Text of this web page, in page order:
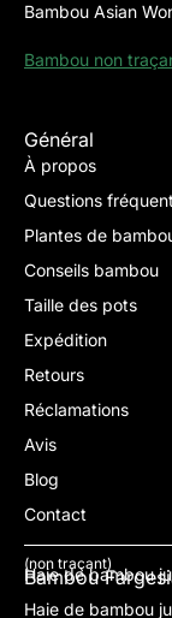
Bambou Asian
Bambou non
Général
À propos
Questions
Plantes de
Conseils bambou
Taille des pots
Expédition
Retours
Réclamations
Avis
Blog
Contact
Bambou
(non traçant)
Haie de bambou
Haie de bambou